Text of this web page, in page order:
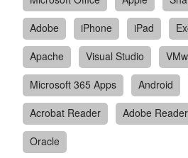
Adobe
iPhone iPad
Apache
Visual Studio
Microsoft 365 Apps
Android
Acrobat Reader
Adobe Reader
Oracle